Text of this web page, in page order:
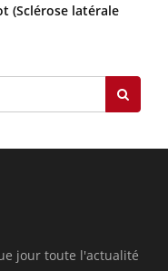
(Sclérose latérale
jour toute l'actualité